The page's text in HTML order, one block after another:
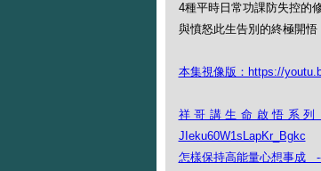
4種平時日常功課防失控的
與憤怒此生告別的終極開悟
本集視像版：https://
祥哥講生命啟悟系列：
JIeku60W1sLapKr_Bgkc
怎樣保持高能量心想事成